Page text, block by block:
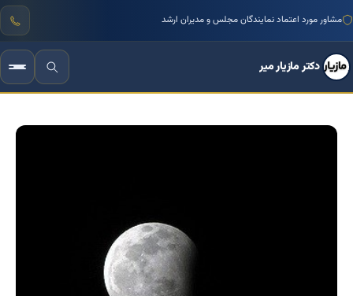
مشاور مورد اعتماد نمایندگان مجلس و مدیران ارشد
دکتر مازیار میر